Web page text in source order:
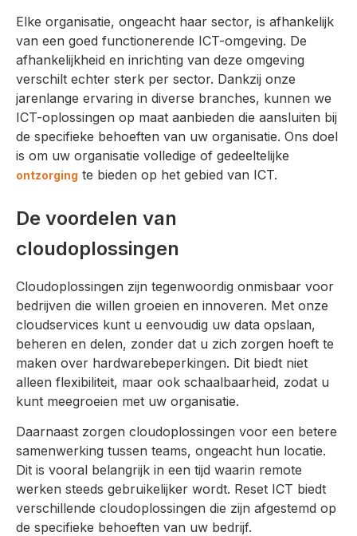
Elke organisatie, ongeacht haar sector, is afhankelijk
van een goed functionerende ICT-omgeving. De
afhankelijkheid en inrichting van deze omgeving
verschilt echter sterk per sector. Dankzij onze
jarenlange ervaring in diverse branches, kunnen we
ICT-oplossingen op maat aanbieden die aansluiten bij
de specifieke behoeften van uw organisatie. Ons doel
is om uw organisatie volledige of gedeeltelijke
ontzorging te bieden op het gebied van ICT.
De voordelen van
cloudoplossingen
Cloudoplossingen zijn tegenwoordig onmisbaar voor
bedrijven die willen groeien en innoveren. Met onze
cloudservices kunt u eenvoudig uw data opslaan,
beheren en delen, zonder dat u zich zorgen hoeft te
maken over hardwarebeperkingen. Dit biedt niet
alleen flexibiliteit, maar ook schaalbaarheid, zodat u
kunt meegroeien met uw organisatie.
Daarnaast zorgen cloudoplossingen voor een betere
samenwerking tussen teams, ongeacht hun locatie.
Dit is vooral belangrijk in een tijd waarin remote
werken steeds gebruikelijker wordt. Reset ICT biedt
verschillende cloudoplossingen die zijn afgestemd op
de specifieke behoeften van uw bedrijf.